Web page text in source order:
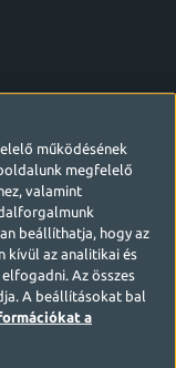
működésének
megfelelő
valamint
beállíthatja, hogy az
kívül az analitikai és
Az összes
A beállításokat bal
a